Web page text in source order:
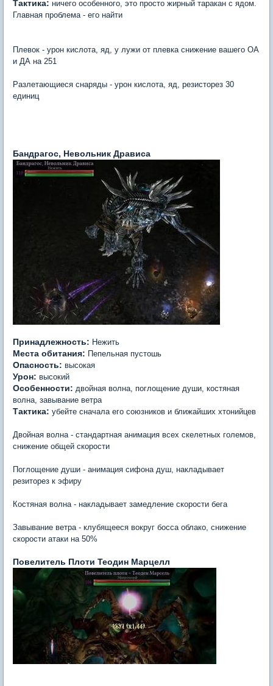
Тактика: ничего особенного, это просто жирный таракан с ядом.
Главная проблема - его найти
Плевок - урон кислота, яд, у лужи от плевка снижение вашего ОА
и ДА на 251
Разлетающиеся снаряды - урон кислота, яд, резисторез 30
единиц
Бандрагос, Невольник Дрависа
Принадлежность: Нежить
Места обитания: Пепельная пустошь
Опасность: высокая
Урон: высокий
Особенности: двойная волна, поглощение души, костяная
волна, завывание ветра
Тактика: убейте сначала его союзников и ближайших хтонийцев
Двойная волна - стандартная анимация всех скелетных големов,
снижение общей скорости
Поглощение души - анимация сифона душ, накладывает
резиторез к эфиру
Костяная волна - накладывает замедление скорости бега
Завывание ветра - клубящееся вокруг босса облако, снижение
скорости атаки на 50%
Повелитель Плоти Теодин Марцелл